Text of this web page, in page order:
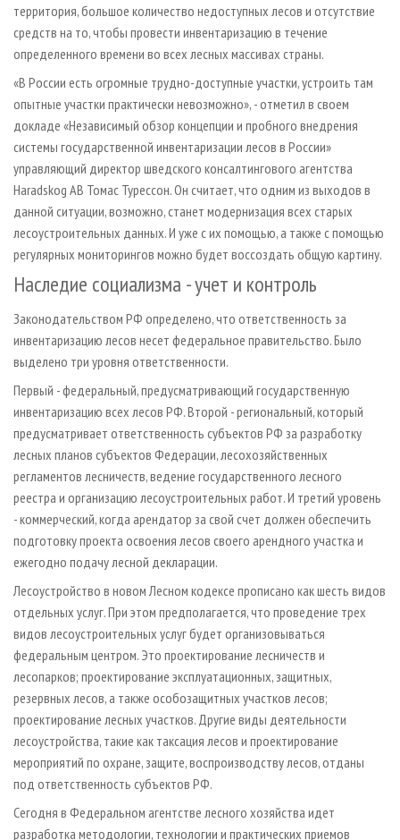
территория, большое количество недоступных лесов и отсутствие
средств на то, чтобы провести инвентаризацию в течение
определенного времени во всех лесных массивах страны.
«В России есть огромные трудно-доступные участки, устроить там
опытные участки практически невозможно», - отметил в своем
докладе «Независимый обзор концепции и пробного внедрения
системы государственной инвентаризации лесов в России»
управляющий директор шведского консалтингового агентства
Haradskog AB Томас Турессон. Он считает, что одним из выходов в
данной ситуации, возможно, станет модернизация всех старых
лесоустроительных данных. И уже с их помощью, а также с помощью
регулярных мониторингов можно будет воссоздать общую картину.
Наследие социализма - учет и контроль
Законодательством РФ определено, что ответственность за
инвентаризацию лесов несет федеральное правительство. Было
выделено три уровня ответственности.
Первый - федеральный, предусматривающий государственную
инвентаризацию всех лесов РФ. Второй - региональный, который
предусматривает ответственность субъектов РФ за разработку
лесных планов субъектов Федерации, лесохозяйственных
регламентов лесничеств, ведение государственного лесного
реестра и организацию лесоустроительных работ. И третий уровень
- коммерческий, когда арендатор за свой счет должен обеспечить
подготовку проекта освоения лесов своего арендного участка и
ежегодно подачу лесной декларации.
Лесоустройство в новом Лесном кодексе прописано как шесть видов
отдельных услуг. При этом предполагается, что проведение трех
видов лесоустроительных услуг будет организовываться
федеральным центром. Это проектирование лесничеств и
лесопарков; проектирование эксплуатационных, защитных,
резервных лесов, а также особозащитных участков лесов;
проектирование лесных участков. Другие виды деятельности
лесоустройства, такие как таксация лесов и проектирование
мероприятий по охране, защите, воспроизводству лесов, отданы
под ответственность субъектов РФ.
Сегодня в Федеральном агентстве лесного хозяйства идет
разработка методологии, технологии и практических приемов